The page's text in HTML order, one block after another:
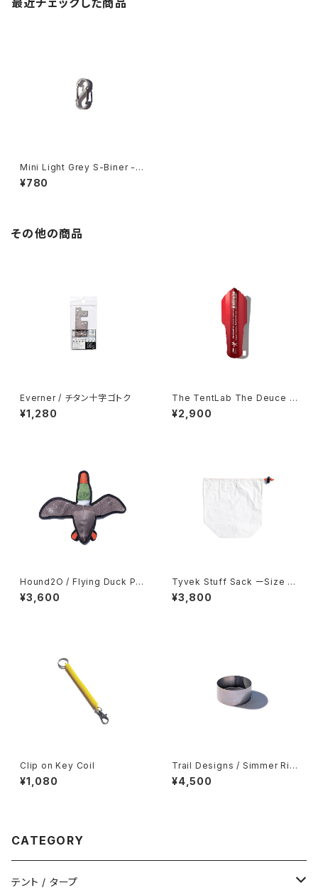
最近チェックした商品
Mini Light Grey S-Biner -S
et of 2-
¥780
その他の商品
Everner / チタン十字ゴトク
¥1,280
The TentLab The Deuce o
f spades
¥2,900
Hound2O / Flying Duck Plu
sh Toy
¥3,600
Tyvek Stuff Sack ーSize L
arge-
¥3,800
Clip on Key Coil
¥1,080
Trail Designs / Simmer Rin
g (single)
¥4,500
CATEGORY
テント / タープ